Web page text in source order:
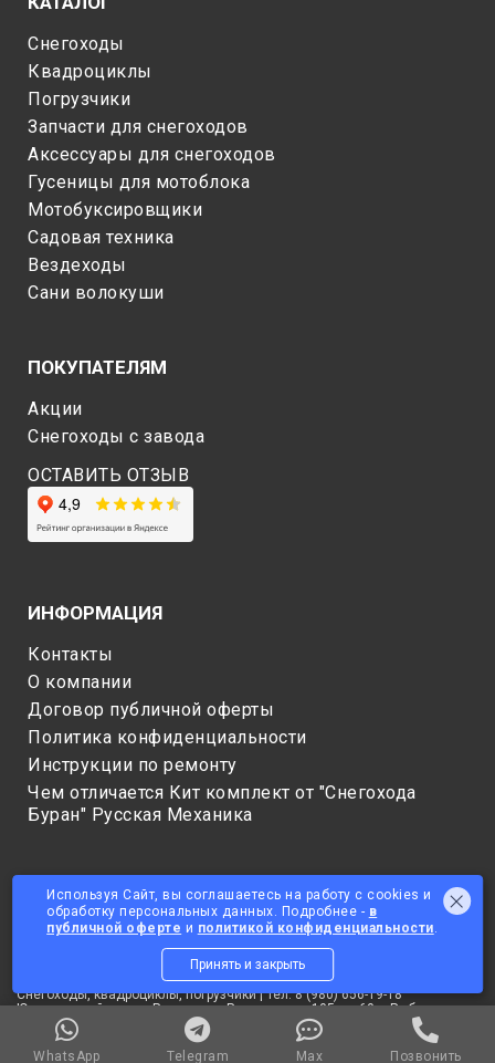
WhatsApp Telegram Max Позвонить
Снегоходы
Квадроциклы
Погрузчики
Запчасти для снегоходов
Аксессуары для снегоходов
Гусеницы для мотоблока
Мотобуксировщики
Садовая техника
Вездеходы
Сани волокуши
ПОКУПАТЕЛЯМ
Акции
Снегоходы c завода
ОСТАВИТЬ ОТЗЫВ
ИНФОРМАЦИЯ
Контакты
О компании
Договор публичной оферты
Политика конфиденциальности
Инструкции по ремонту
Чем отличается Кит комплект от "Снегохода
Буран" Русская Механика
© 2025 ОБЩЕСТВО С ОГРАНИЧЕННОЙ ОТВЕТСТВЕННОСТЬЮ
Снегоходы, квадроциклы, погрузчики | Тел: 8 (980) 656-19-18
Юридический адрес: Россия, ул. Радищева, д 105, кв 60, г Рыбинск,
Рыбинский р-н, Ярославская область, 152907
Данный сайт не является публичной офертой. Цены на товары
уточняйте у менеджеров.
Используя Сайт, вы соглашаетесь на работу с cookies и
обработку персональных данных. Подробнее - в
публичной оферте и политикой конфиденциальности.
Принять и закрыть